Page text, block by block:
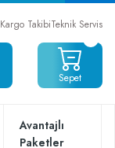
Kargo TakibiTeknik Servis
Sepet
Avantajlı
Paketler